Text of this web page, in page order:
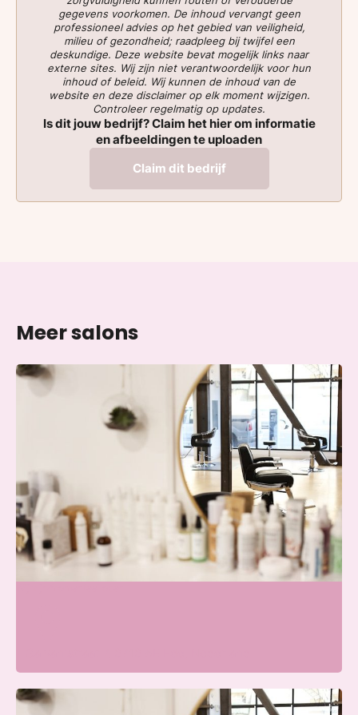
gegevens voorkomen. De inhoud vervangt geen
professioneel advies op het gebied van veiligheid,
milieu of gezondheid; raadpleeg bij twijfel een
deskundige. Deze website bevat mogelijk links naar
externe sites. Wij zijn niet verantwoordelijk voor hun
inhoud of beleid. Wij kunnen de inhoud van de
website en deze disclaimer op elk moment wijzigen.
Controleer regelmatig op updates.
Is dit jouw bedrijf? Claim het hier om informatie
en afbeeldingen te uploaden
Claim dit bedrijf
Meer salons
Skin & Glow Atelier Ede